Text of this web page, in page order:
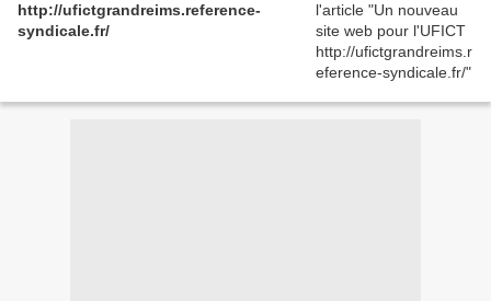
http://ufictgrandreims.reference-
syndicale.fr/